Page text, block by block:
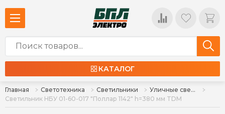
КАТАЛОГ
Главная Светотехника Светильники
Уличные светильники
Светильник НБУ 01-60-017 "Поллар 1142" h=380 мм TDM